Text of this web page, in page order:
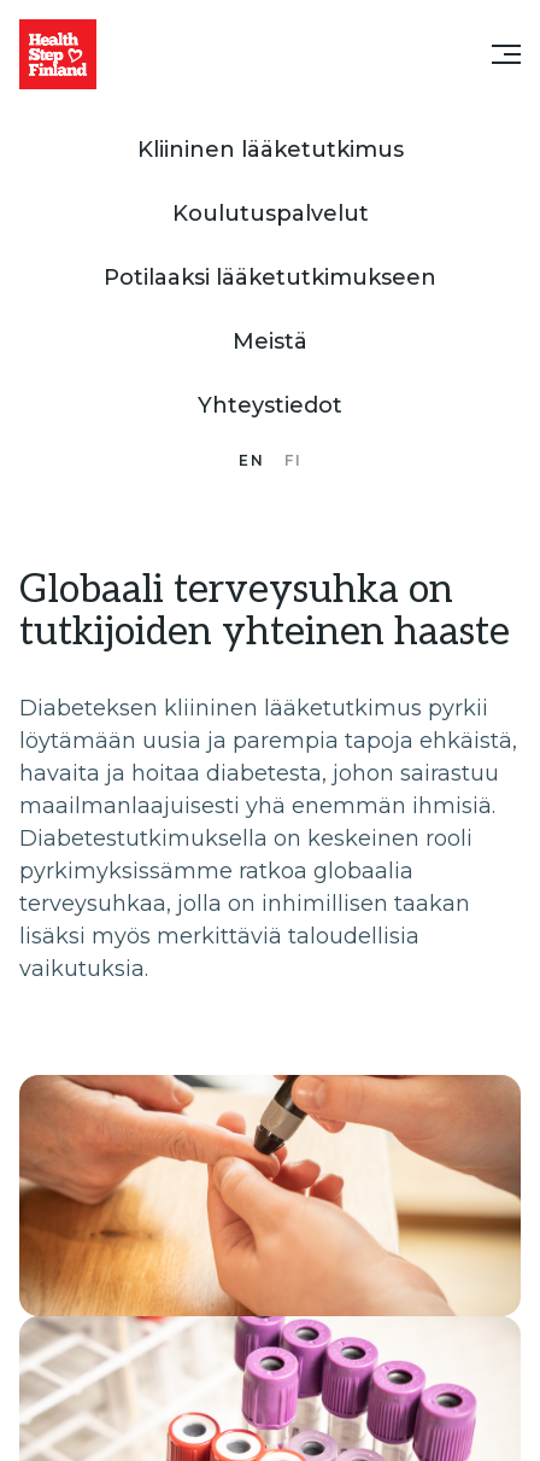
Kliininen lääketutkimus
Koulutuspalvelut
Potilaaksi lääketutkimukseen
Meistä
Yhteystiedot
EN FI
Globaali terveysuhka on
tutkijoiden yhteinen haaste
Diabeteksen kliininen lääketutkimus pyrkii
löytämään uusia ja parempia tapoja ehkäistä,
havaita ja hoitaa diabetesta, johon sairastuu
maailmanlaajuisesti yhä enemmän ihmisiä.
Diabetestutkimuksella on keskeinen rooli
pyrkimyksissämme ratkoa globaalia
terveysuhkaa, jolla on inhimillisen taakan
lisäksi myös merkittäviä taloudellisia
vaikutuksia.